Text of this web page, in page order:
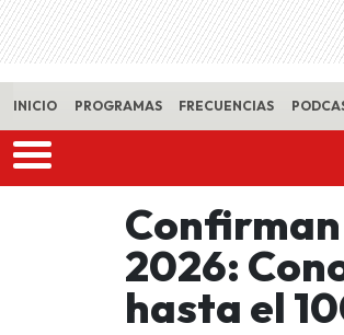
INICIO PROGRAMAS FRECUENCIAS
2026:
hasta el